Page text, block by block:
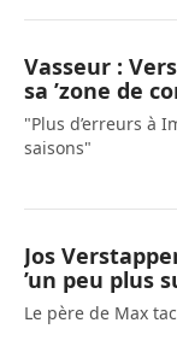
Vasseur :
sa ’zone de
"Plus d’erreurs à
saisons"
Jos
’un peu plus
Le père de Max